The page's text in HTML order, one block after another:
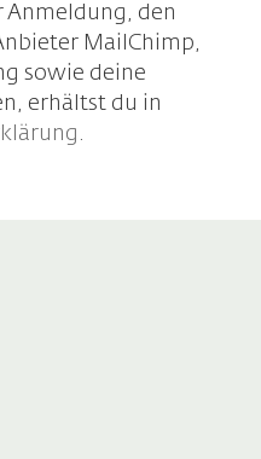
Anmeldung, den
MailChimp,
sowie deine
erhältst du in
.